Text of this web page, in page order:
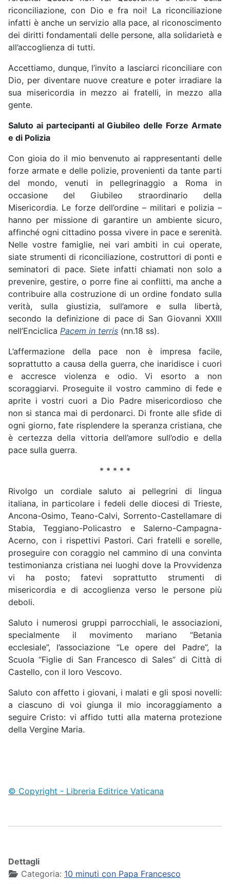
riconciliazione, con Dio e fra noi! La riconciliazione
infatti è anche un servizio alla pace, al riconoscimento
dei diritti fondamentali delle persone, alla solidarietà e
all’accoglienza di tutti.
Accettiamo, dunque, l’invito a lasciarci riconciliare con
Dio, per diventare nuove creature e poter irradiare la
sua misericordia in mezzo ai fratelli, in mezzo alla
gente.
Saluto ai partecipanti al Giubileo delle Forze Armate
e di Polizia
Con gioia do il mio benvenuto ai rappresentanti delle
forze armate e delle polizie, provenienti da tante parti
del mondo, venuti in pellegrinaggio a Roma in
occasione del Giubileo straordinario della
Misericordia. Le forze dell’ordine – militari e polizia –
hanno per missione di garantire un ambiente sicuro,
affinché ogni cittadino possa vivere in pace e serenità.
Nelle vostre famiglie, nei vari ambiti in cui operate,
siate strumenti di riconciliazione, costruttori di ponti e
seminatori di pace. Siete infatti chiamati non solo a
prevenire, gestire, o porre fine ai conflitti, ma anche a
contribuire alla costruzione di un ordine fondato sulla
verità, sulla giustizia, sull’amore e sulla libertà,
secondo la definizione di pace di San Giovanni XXIII
nell’Enciclica Pacem in terris (nn.18 ss).
L’affermazione della pace non è impresa facile,
soprattutto a causa della guerra, che inaridisce i cuori
e accresce violenza e odio. Vi esorto a non
scoraggiarvi. Proseguite il vostro cammino di fede e
aprite i vostri cuori a Dio Padre misericordioso che
non si stanca mai di perdonarci. Di fronte alle sfide di
ogni giorno, fate risplendere la speranza cristiana, che
è certezza della vittoria dell’amore sull’odio e della
pace sulla guerra.
* * * * *
Rivolgo un cordiale saluto ai pellegrini di lingua
italiana, in particolare i fedeli delle diocesi di Trieste,
Ancona-Osimo, Teano-Calvi, Sorrento-Castellamare di
Stabia, Teggiano-Policastro e Salerno-Campagna-
Acerno, con i rispettivi Pastori. Cari fratelli e sorelle,
proseguire con coraggio nel cammino di una convinta
testimonianza cristiana nei luoghi dove la Provvidenza
vi ha posto; fatevi soprattutto strumenti di
misericordia e di accoglienza verso le persone più
deboli.
Saluto i numerosi gruppi parrocchiali, le associazioni,
specialmente il movimento mariano “Betania
ecclesiale”, l’associazione “Le opere del Padre”, la
Scuola “Figlie di San Francesco di Sales” di Città di
Castello, con il loro Vescovo.
Saluto con affetto i giovani, i malati e gli sposi novelli:
a ciascuno di voi giunga il mio incoraggiamento a
seguire Cristo: vi affido tutti alla materna protezione
della Vergine Maria.
© Copyright - Libreria Editrice Vaticana
Dettagli
Categoria: 10 minuti con Papa Francesco